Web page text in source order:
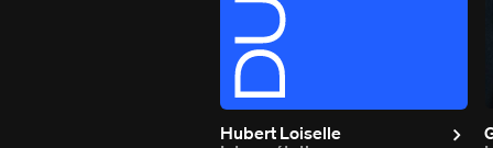
Hubert Loiselle